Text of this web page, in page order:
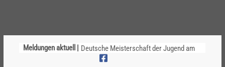
Meldungen aktuell | Deutsche Meisterschaft der Jugend am
12. / 13. September 2026 – die